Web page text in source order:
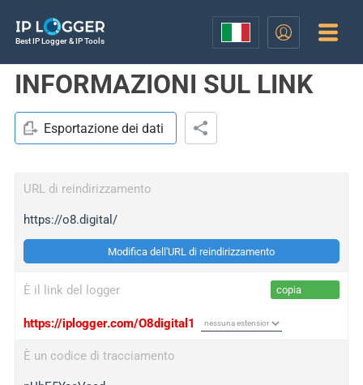
Best IP Logger & IP Tools
INFORMAZIONI SUL LINK
Esportazione dei dati
URL di reindirizzamento
https://o8.digital/
Modifica dell'URL di reindirizzamento
È il link del logger copia
https://iplogger.com/O8digital1
È un codice di tracciamento